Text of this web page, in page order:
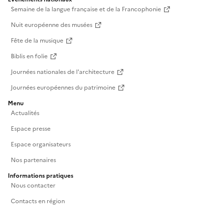
Semaine de la langue française et de la Francophonie
Nuit européenne des musées
Fête de la musique
Biblis en folie
Journées nationales de l'architecture
Journées européennes du patrimoine
Menu
Actualités
Espace presse
Espace organisateurs
Nos partenaires
Informations pratiques
Nous contacter
Contacts en région